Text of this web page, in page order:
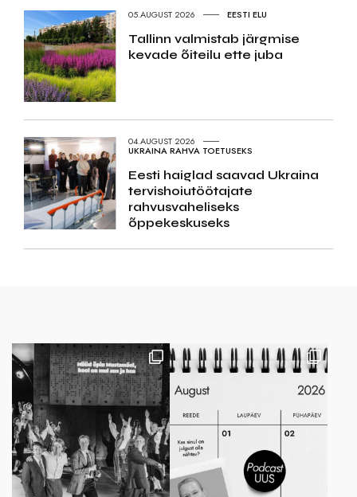
05.AUGUST 2026 EESTI ELU
Tallinn valmistab järgmise
kevade õiteilu ette juba
04.AUGUST 2026
UKRAINA RAHVA TOETUSEKS
Eesti haiglad saavad Ukraina
tervishoiutöötajate
rahvusvaheliseks
õppekeskuseks